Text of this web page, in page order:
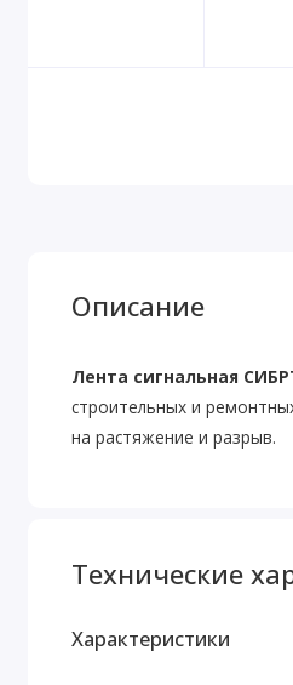
Описание
Лента сигнальная
строительных и
на растяжение и разрыв.
Технические
Характеристики